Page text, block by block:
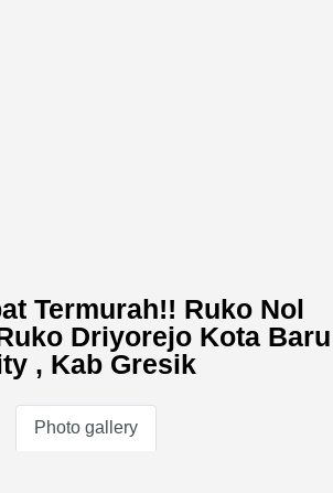
Termurah!! Ruko Nol
Driyorejo Kota Baru
, Kab Gresik
Photo gallery